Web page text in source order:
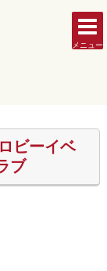
メニュー
ビーイベ
ブ